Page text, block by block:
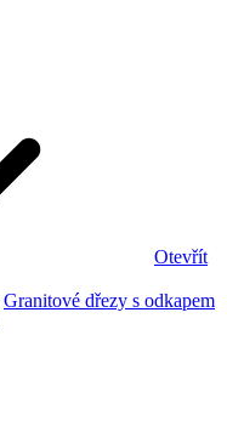
Otevřít
Granitové dřezy s odkapem